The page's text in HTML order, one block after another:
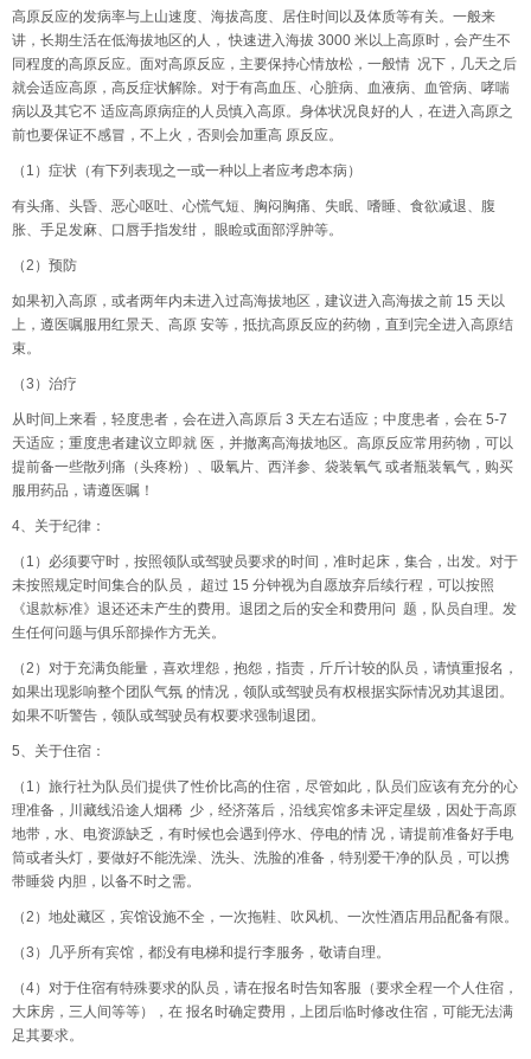
高原反应的发病率与上山速度、海拔高度、居住时间以及体质等有关。一般来
讲，长期生活在低海拔地区的人， 快速进入海拔 3000 米以上高原时，会产生不
同程度的高原反应。面对高原反应，主要保持心情放松，一般情 况下，几天之后
就会适应高原，高反症状解除。对于有高血压、心脏病、血液病、血管病、哮喘
病以及其它不 适应高原病症的人员慎入高原。身体状况良好的人，在进入高原之
前也要保证不感冒，不上火，否则会加重高 原反应。
（1）症状（有下列表现之一或一种以上者应考虑本病）
有头痛、头昏、恶心呕吐、心慌气短、胸闷胸痛、失眠、嗜睡、食欲减退、腹
胀、手足发麻、口唇手指发绀， 眼睑或面部浮肿等。
（2）预防
如果初入高原，或者两年内未进入过高海拔地区，建议进入高海拔之前 15 天以
上，遵医嘱服用红景天、高原 安等，抵抗高原反应的药物，直到完全进入高原结
束。
（3）治疗
从时间上来看，轻度患者，会在进入高原后 3 天左右适应；中度患者，会在 5-7
天适应；重度患者建议立即就 医，并撤离高海拔地区。高原反应常用药物，可以
提前备一些散列痛（头疼粉）、吸氧片、西洋参、袋装氧气 或者瓶装氧气，购买
服用药品，请遵医嘱！
4、关于纪律：
（1）必须要守时，按照领队或驾驶员要求的时间，准时起床，集合，出发。对于
未按照规定时间集合的队员， 超过 15 分钟视为自愿放弃后续行程，可以按照
《退款标准》退还还未产生的费用。退团之后的安全和费用问 题，队员自理。发
生任何问题与俱乐部操作方无关。
（2）对于充满负能量，喜欢埋怨，抱怨，指责，斤斤计较的队员，请慎重报名，
如果出现影响整个团队气氛 的情况，领队或驾驶员有权根据实际情况劝其退团。
如果不听警告，领队或驾驶员有权要求强制退团。
5、关于住宿：
（1）旅行社为队员们提供了性价比高的住宿，尽管如此，队员们应该有充分的心
理准备，川藏线沿途人烟稀 少，经济落后，沿线宾馆多未评定星级，因处于高原
地带，水、电资源缺乏，有时候也会遇到停水、停电的情 况，请提前准备好手电
筒或者头灯，要做好不能洗澡、洗头、洗脸的准备，特别爱干净的队员，可以携
带睡袋 内胆，以备不时之需。
（2）地处藏区，宾馆设施不全，一次拖鞋、吹风机、一次性酒店用品配备有限。
（3）几乎所有宾馆，都没有电梯和提行李服务，敬请自理。
（4）对于住宿有特殊要求的队员，请在报名时告知客服（要求全程一个人住宿，
大床房，三人间等等），在 报名时确定费用，上团后临时修改住宿，可能无法满
足其要求。